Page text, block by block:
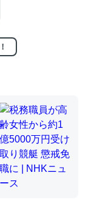
収されないけ
ばするほど分